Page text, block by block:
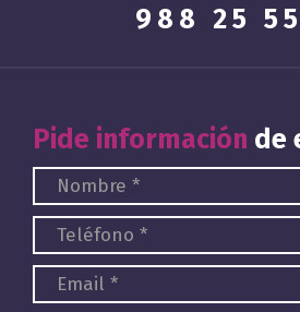
Pide información de
988 25